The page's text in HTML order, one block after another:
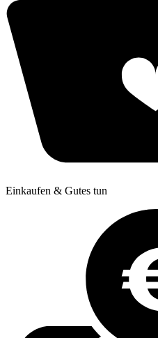
Einkaufen & Gutes tun